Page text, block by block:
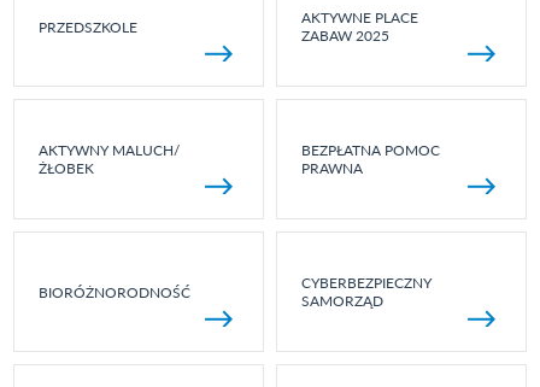
PRZEDSZKOLE
AKTYWNE PLACE
ZABAW 2025
AKTYWNY MALUCH/
ŻŁOBEK
BEZPŁATNA POMOC
PRAWNA
BIORÓŻNORODNOŚĆ
CYBERBEZPIECZNY
SAMORZĄD